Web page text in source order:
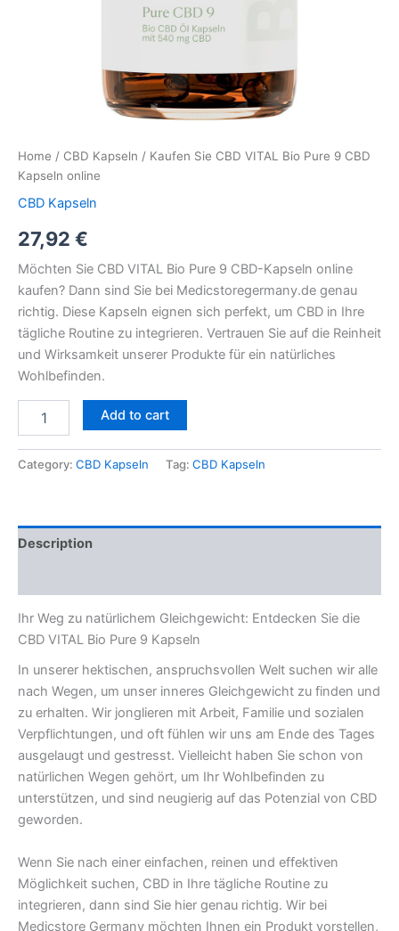
Home / CBD Kapseln / Kaufen Sie CBD VITAL Bio Pure 9 CBD
Kapseln online
CBD Kapseln
27,92 €
Möchten Sie CBD VITAL Bio Pure 9 CBD-Kapseln online
kaufen? Dann sind Sie bei Medicstoregermany.de genau
richtig. Diese Kapseln eignen sich perfekt, um CBD in Ihre
tägliche Routine zu integrieren. Vertrauen Sie auf die Reinheit
und Wirksamkeit unserer Produkte für ein natürliches
Wohlbefinden.
Add to cart
Category: CBD Kapseln Tag: CBD Kapseln
Description
Ihr Weg zu natürlichem Gleichgewicht: Entdecken Sie die
CBD VITAL Bio Pure 9 Kapseln
In unserer hektischen, anspruchsvollen Welt suchen wir alle
nach Wegen, um unser inneres Gleichgewicht zu finden und
zu erhalten. Wir jonglieren mit Arbeit, Familie und sozialen
Verpflichtungen, und oft fühlen wir uns am Ende des Tages
ausgelaugt und gestresst. Vielleicht haben Sie schon von
natürlichen Wegen gehört, um Ihr Wohlbefinden zu
unterstützen, und sind neugierig auf das Potenzial von CBD
geworden.
Wenn Sie nach einer einfachen, reinen und effektiven
Möglichkeit suchen, CBD in Ihre tägliche Routine zu
integrieren, dann sind Sie hier genau richtig. Wir bei
Medicstore Germany möchten Ihnen ein Produkt vorstellen,